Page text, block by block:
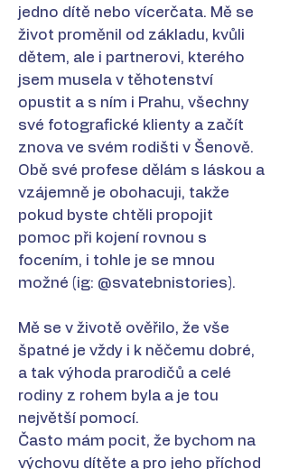
jedno dítě nebo vícerčata. Mě se
život proměnil od základu, kvůli
dětem, ale i partnerovi, kterého
jsem musela v těhotenství
opustit a s ním i Prahu, všechny
své fotografické klienty a začít
znova ve svém rodišti v Šenově.
Obě své profese dělám s láskou a
vzájemně je obohacuji, takže
pokud byste chtěli propojit
pomoc při kojení rovnou s
focením, i tohle je se mnou
možné (ig: @svatebnistories).
Mě se v životě ověřilo, že vše
špatné je vždy i k něčemu dobré,
a tak výhoda prarodičů a celé
rodiny z rohem byla a je tou
největší pomocí.
Často mám pocit, že bychom na
výchovu dítěte a pro jeho příchod